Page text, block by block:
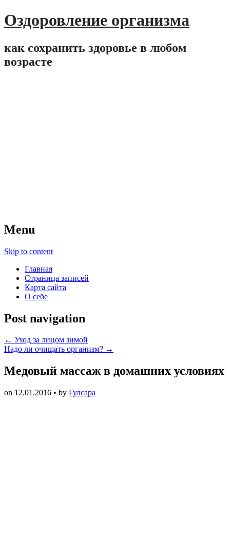
Оздоровление организма
как сохранить здоровье в любом
возрасте
Menu
Skip to content
Главная
Страница записей
Карта сайта
О себе
Post navigation
← Уход за лицом зимой
Надо ли очищать организм? →
Медовый массаж в домашних условиях
on 12.01.2016 • by Гулсара